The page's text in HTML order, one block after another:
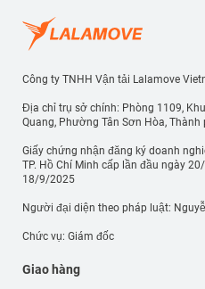
Công ty TNHH Vận tải Lalamove
Địa chỉ trụ sở chính: Phòng 1109,
Quang, Phường Tân Sơn Hòa,
Giấy chứng nhận đăng ký doanh
TP. Hồ Chí Minh cấp lần đầu ngày
18/9/2025
Người đại diện theo pháp luật:
Chức vụ: Giám đốc
Giao hàng